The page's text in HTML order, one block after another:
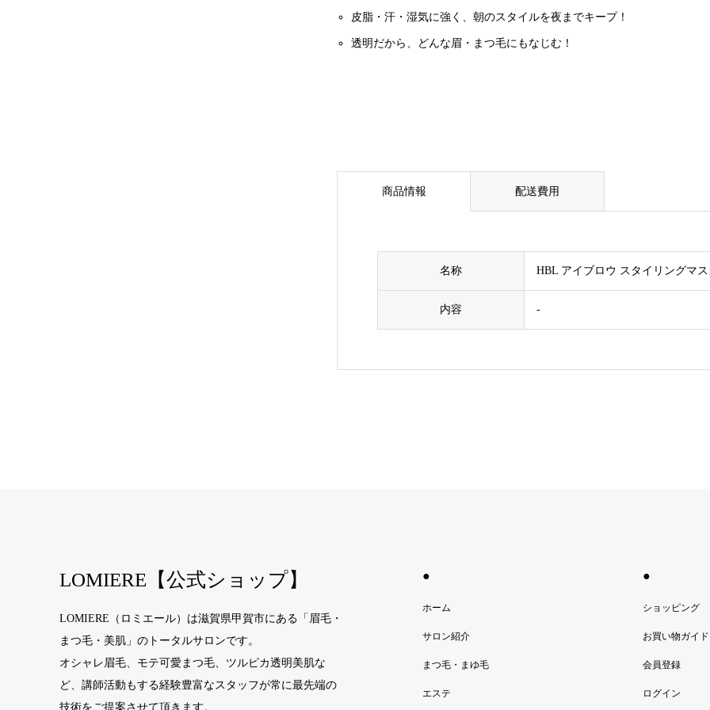
皮脂・汗・湿気に強く、朝のスタイルを夜までキープ！
透明だから、どんな眉・まつ毛にもなじむ！
商品情報 配送費用
名称 HBL アイブロウ スタイリングマス
内容 -
LOMIERE【公式ショップ】
LOMIERE（ロミエール）は滋賀県甲賀市にある「眉毛・
まつ毛・美肌」のトータルサロンです。
オシャレ眉毛、モテ可愛まつ毛、ツルピカ透明美肌な
ど、講師活動もする経験豊富なスタッフが常に最先端の
技術をご提案させて頂きます。
●
ホーム
サロン紹介
まつ毛・まゆ毛
エステ
●
ショッピング
お買い物ガイド
会員登録
ログイン